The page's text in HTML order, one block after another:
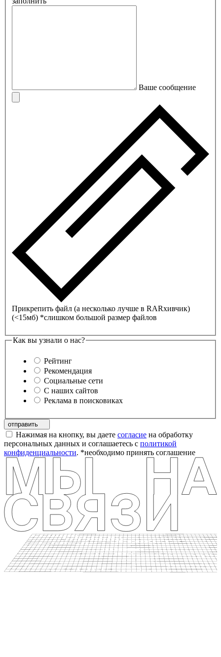
Ваше сообщение
Прикрепить файл (а несколько лучше в RARхивчик)
(<15мб) *слишком большой размер файлов
Как вы узнали о нас?
Рейтинг
Рекомендация
Социальные сети
С наших сайтов
Реклама в поисковиках
отправить
Нажимая на кнопку, вы даете согласие на обработку
персональных данных и соглашаетесь c политикой
конфиденциальности. *необходимо принять соглашение